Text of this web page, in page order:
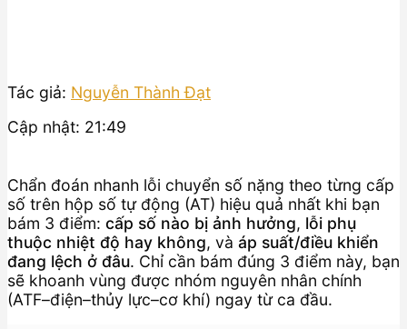
Tác giả: Nguyễn Thành Đạt
Cập nhật: 21:49
Chẩn đoán nhanh lỗi chuyển số nặng theo từng cấp
số trên hộp số tự động (AT) hiệu quả nhất khi bạn
bám 3 điểm: cấp số nào bị ảnh hưởng, lỗi phụ
thuộc nhiệt độ hay không, và áp suất/điều khiển
đang lệch ở đâu. Chỉ cần bám đúng 3 điểm này, bạn
sẽ khoanh vùng được nhóm nguyên nhân chính
(ATF–điện–thủy lực–cơ khí) ngay từ ca đầu.